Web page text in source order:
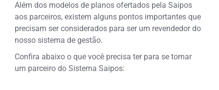
Além dos modelos de planos ofertados pela Saipos
aos parceiros, existem alguns pontos importantes que
precisam ser considerados para ser um revendedor do
nosso sistema de gestão.
Confira abaixo o que você precisa ter para se tornar
um parceiro do Sistema Saipos: